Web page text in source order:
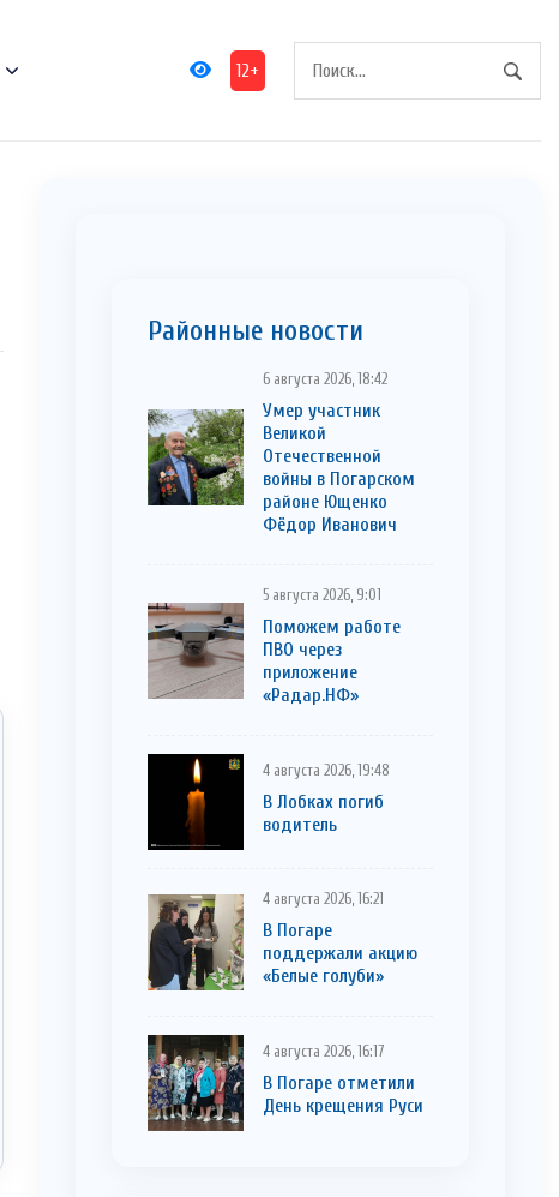
12+
Районные новости
6 августа 2026, 18:42
Умер участник
Великой
Отечественной
войны в Погарском
районе Ющенко
Фёдор Иванович
5 августа 2026, 9:01
Поможем работе
ПВО через
приложение
«Радар.НФ»
4 августа 2026, 19:48
В Лобках погиб
водитель
4 августа 2026, 16:21
В Погаре
поддержали акцию
«Белые голуби»
4 августа 2026, 16:17
В Погаре отметили
День крещения Руси